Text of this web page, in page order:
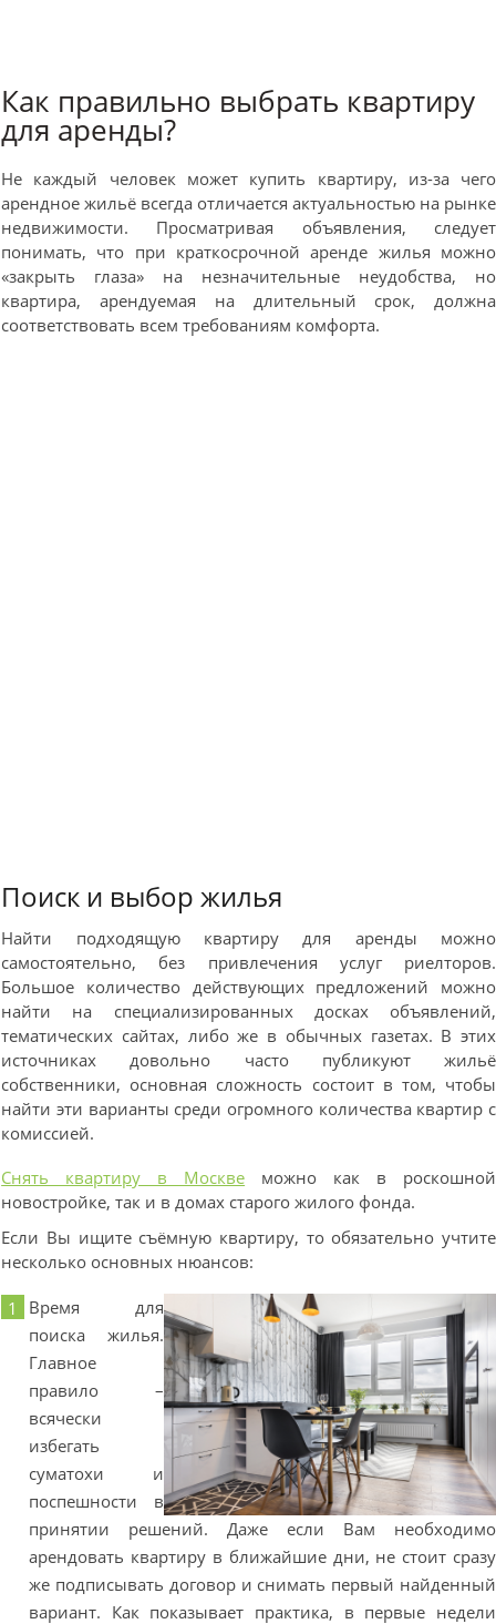
Как правильно выбрать квартиру
для аренды?
Не каждый человек может купить квартиру, из-за чего
арендное жильё всегда отличается актуальностью на рынке
недвижимости. Просматривая объявления, следует
понимать, что при краткосрочной аренде жилья можно
«закрыть глаза» на незначительные неудобства, но
квартира, арендуемая на длительный срок, должна
соответствовать всем требованиям комфорта.
Поиск и выбор жилья
Найти подходящую квартиру для аренды можно
самостоятельно, без привлечения услуг риелторов.
Большое количество действующих предложений можно
найти на специализированных досках объявлений,
тематических сайтах, либо же в обычных газетах. В этих
источниках довольно часто публикуют жильё
собственники, основная сложность состоит в том, чтобы
найти эти варианты среди огромного количества квартир с
комиссией.
Снять квартиру в Москве можно как в роскошной
новостройке, так и в домах старого жилого фонда.
Если Вы ищите съёмную квартиру, то обязательно учтите
несколько основных нюансов:
Время для
поиска жилья.
Главное
правило –
всячески
избегать
суматохи и
поспешности в
принятии решений. Даже если Вам необходимо
арендовать квартиру в ближайшие дни, не стоит сразу
же подписывать договор и снимать первый найденный
вариант. Как показывает практика, в первые недели